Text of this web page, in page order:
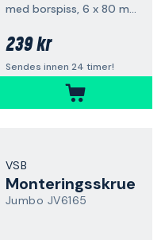
med borspiss, 6 x 80 mm, 100-pakk
239 kr
Sendes innen 24 timer!
VSB
Monteringsskrue
Jumbo JV6165